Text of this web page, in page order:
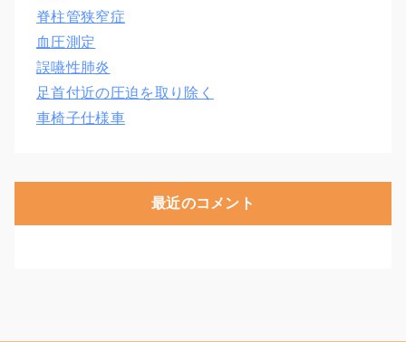
脊柱管狭窄症
血圧測定
誤嚥性肺炎
足首付近の圧迫を取り除く
車椅子仕様車
最近のコメント